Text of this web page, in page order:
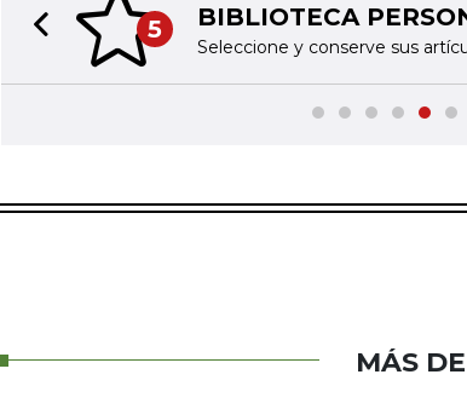
5 BIBLIOTECA
Seleccione y conserve sus
Previous slide
MÁS